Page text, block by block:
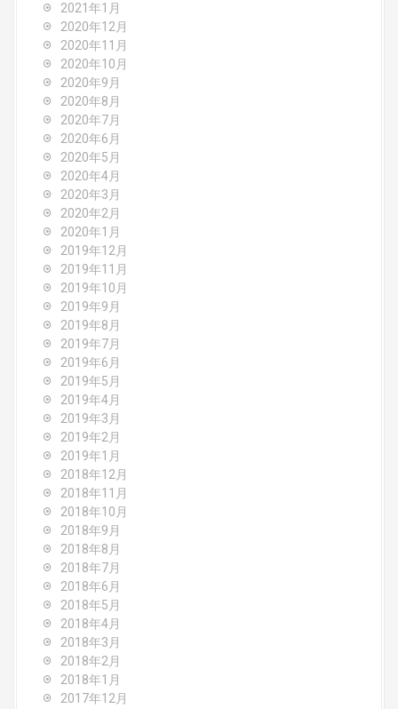
2021年1月
2020年12月
2020年11月
2020年10月
2020年9月
2020年8月
2020年7月
2020年6月
2020年5月
2020年4月
2020年3月
2020年2月
2020年1月
2019年12月
2019年11月
2019年10月
2019年9月
2019年8月
2019年7月
2019年6月
2019年5月
2019年4月
2019年3月
2019年2月
2019年1月
2018年12月
2018年11月
2018年10月
2018年9月
2018年8月
2018年7月
2018年6月
2018年5月
2018年4月
2018年3月
2018年2月
2018年1月
2017年12月